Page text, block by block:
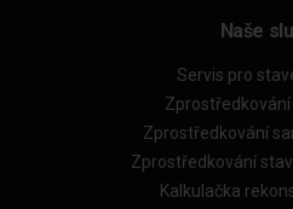
Naše
Servis pro
Zprostředkování
Zprostředkování
Kalkulačka